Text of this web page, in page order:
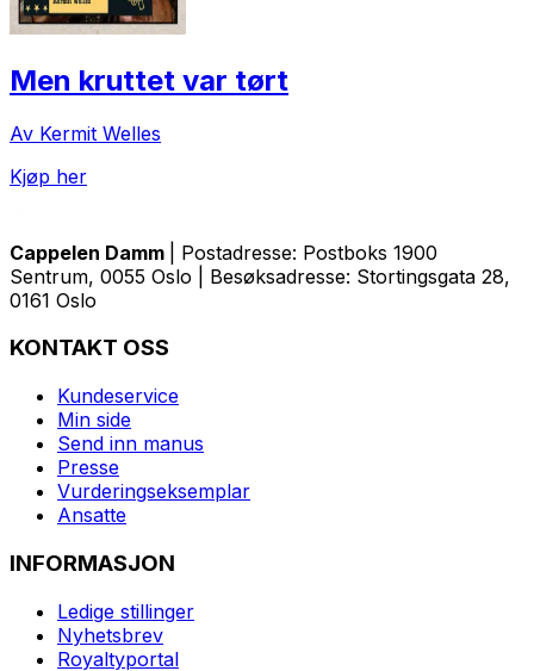
Men kruttet var tørt
Av Kermit Welles
Kjøp her
Cappelen Damm
| Postadresse: Postboks 1900
Sentrum, 0055 Oslo | Besøksadresse: Stortingsgata 28,
0161 Oslo
KONTAKT OSS
Kundeservice
Min side
Send inn manus
Presse
Vurderingseksemplar
Ansatte
INFORMASJON
Ledige stillinger
Nyhetsbrev
Royaltyportal